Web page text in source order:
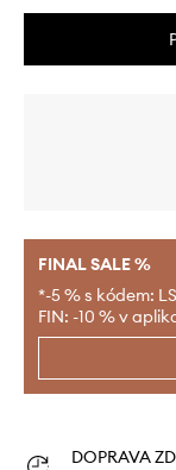
FINAL SALE %
*-5 % s kódem:
FIN: -10 % v
DOPRAVA